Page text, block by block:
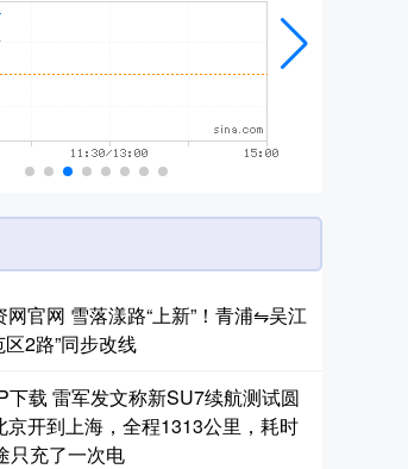
网官网 雪落漾路“上新”！青浦⇋吴江
2路”同步改线
下载 雷军发文称新SU7续航测试圆
京开到上海，全程1313公里，耗时
只充了一次电